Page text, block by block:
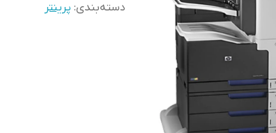
دسته‌بندی: پرینتر